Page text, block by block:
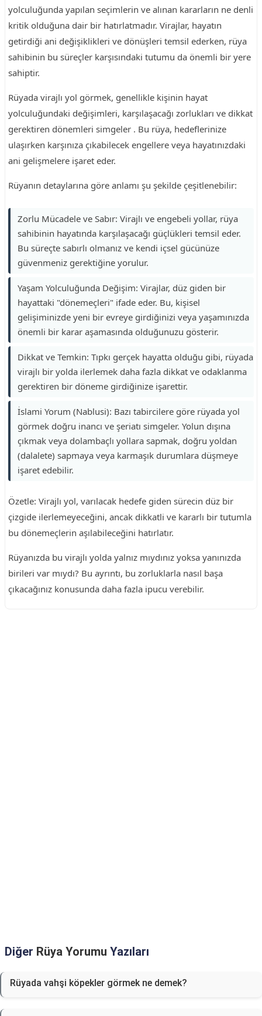
yolculuğunda yapılan seçimlerin ve alınan kararların ne denli
kritik olduğuna dair bir hatırlatmadır. Virajlar, hayatın
getirdiği ani değişiklikleri ve dönüşleri temsil ederken, rüya
sahibinin bu süreçler karşısındaki tutumu da önemli bir yere
sahiptir.
Rüyada virajlı yol görmek, genellikle kişinin hayat
yolculuğundaki değişimleri, karşılaşacağı zorlukları ve dikkat
gerektiren dönemleri simgeler . Bu rüya, hedeflerinize
ulaşırken karşınıza çıkabilecek engellere veya hayatınızdaki
ani gelişmelere işaret eder.
Rüyanın detaylarına göre anlamı şu şekilde çeşitlenebilir:
Zorlu Mücadele ve Sabır: Virajlı ve engebeli yollar, rüya
sahibinin hayatında karşılaşacağı güçlükleri temsil eder.
Bu süreçte sabırlı olmanız ve kendi içsel gücünüze
güvenmeniz gerektiğine yorulur.
Yaşam Yolculuğunda Değişim: Virajlar, düz giden bir
hayattaki "dönemeçleri" ifade eder. Bu, kişisel
gelişiminizde yeni bir evreye girdiğinizi veya yaşamınızda
önemli bir karar aşamasında olduğunuzu gösterir.
Dikkat ve Temkin: Tıpkı gerçek hayatta olduğu gibi, rüyada
virajlı bir yolda ilerlemek daha fazla dikkat ve odaklanma
gerektiren bir döneme girdiğinize işarettir.
İslami Yorum (Nablusi): Bazı tabircilere göre rüyada yol
görmek doğru inancı ve şeriatı simgeler. Yolun dışına
çıkmak veya dolambaçlı yollara sapmak, doğru yoldan
(dalalete) sapmaya veya karmaşık durumlara düşmeye
işaret edebilir.
Özetle: Virajlı yol, varılacak hedefe giden sürecin düz bir
çizgide ilerlemeyeceğini, ancak dikkatli ve kararlı bir tutumla
bu dönemeçlerin aşılabileceğini hatırlatır.
Rüyanızda bu virajlı yolda yalnız mıydınız yoksa yanınızda
birileri var mıydı? Bu ayrıntı, bu zorluklarla nasıl başa
çıkacağınız konusunda daha fazla ipucu verebilir.
Diğer Rüya Yorumu Yazıları
Rüyada vahşi köpekler görmek ne demek?